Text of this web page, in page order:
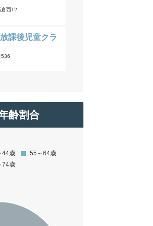
西12
課後児童クラ
536
齢割合